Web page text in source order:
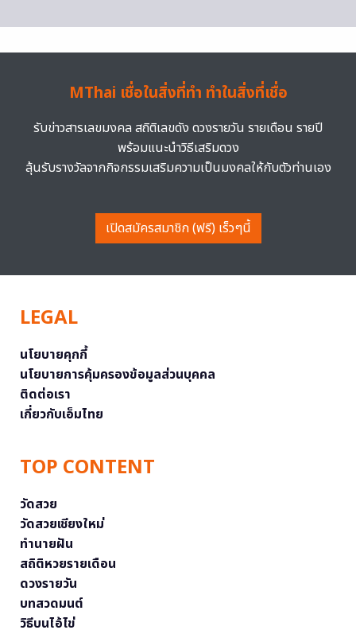
MThai เชื่อในสิ่งที่ทำ ทำในสิ่งที่เชื่อ
รับข่าวสารเลขมงคล สถิติเลขดัง ดวงรายวัน รายเดือน รายปี
พร้อมแนะนำวิธีเสริมดวง
ลุ้นรับรางวัลจากกิจกรรมเสริมความเป็นมงคลให้กับตัวท่านเอง
เปิดสมัครสมาชิก (ฟรี) เร็วๆนี้
LEGAL
นโยบายคุกกี้
นโยบายการคุ้มครองข้อมูลส่วนบุคคล
ติดต่อเรา
เกี่ยวกับเอ็มไทย
TOP CONTENT
วัดสวย
วัดสวยเชียงใหม่
ทำนายฝัน
สถิติหวยรายเดือน
ดวงรายวัน
บทสวดมนต์
วิธีบนไอ้ไข่